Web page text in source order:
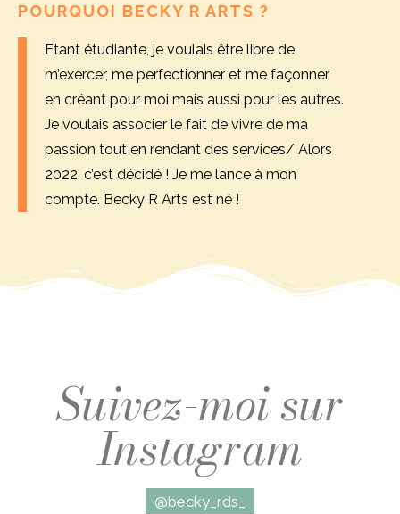
POURQUOI BECKY R ARTS ?
Etant étudiante, je voulais être libre de
m’exercer, me perfectionner et me façonner
en créant pour moi mais aussi pour les autres.
Je voulais associer le fait de vivre de ma
passion tout en rendant des services/ Alors
2022, c’est décidé ! Je me lance à mon
compte. Becky R Arts est né !
Suivez-moi sur
Instagram
@becky_rds_